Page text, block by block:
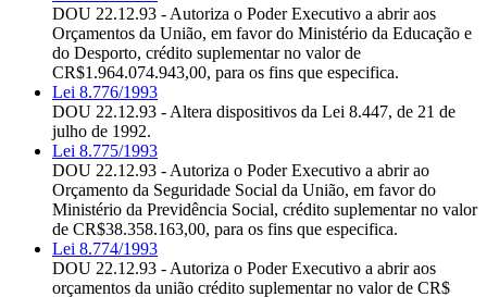
DOU 22.12.93 - Autoriza o Poder Executivo a abrir aos
Orçamentos da União, em favor do Ministério da Educação e
do Desporto, crédito suplementar no valor de
CR$1.964.074.943,00, para os fins que especifica.
Lei 8.776/1993
DOU 22.12.93 - Altera dispositivos da Lei 8.447, de 21 de
julho de 1992.
Lei 8.775/1993
DOU 22.12.93 - Autoriza o Poder Executivo a abrir ao
Orçamento da Seguridade Social da União, em favor do
Ministério da Previdência Social, crédito suplementar no valor
de CR$38.358.163,00, para os fins que especifica.
Lei 8.774/1993
DOU 22.12.93 - Autoriza o Poder Executivo a abrir aos
orçamentos da união crédito suplementar no valor de CR$